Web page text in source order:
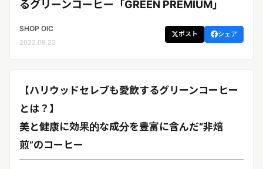
リリースを配信する
レターリリースを受信（メディア登
るグリーンコーヒー「GREEN PREMIUM」
SHOP OIC
2022.09.23
ポスト シェア
【ハリウッドセレブも愛飲するグリーンコーヒー
とは？】
美と健康に効果的な成分を豊富に含んだ“非焙
煎”のコーヒー